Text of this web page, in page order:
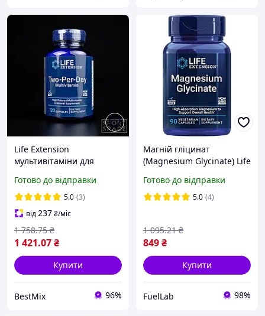
Life Extension
мультивітаміни для
120 капсул
Готово до відправки
5.0 (3)
від237₴/міс
1 421.07₴
1 758.75 ₴
Купити
BestMix 96%
Магній гліцинат
(Magnesium Glycinate) Life
Готово до відправки
5.0 (4)
849₴
1 095.21 ₴
Купити
FuelLab 98%